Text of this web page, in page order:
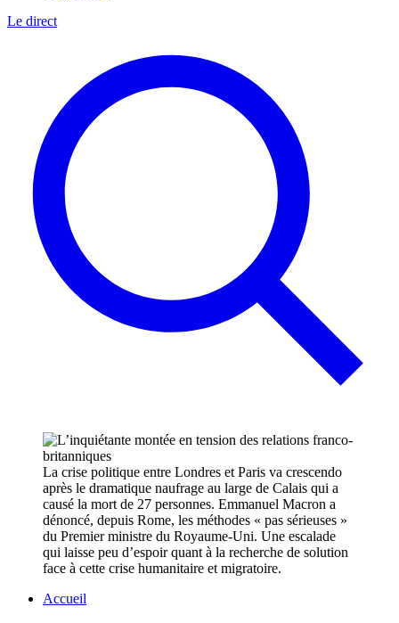
Le direct
La crise politique entre Londres et Paris va crescendo
après le dramatique naufrage au large de Calais qui a
causé la mort de 27 personnes. Emmanuel Macron a
dénoncé, depuis Rome, les méthodes « pas sérieuses »
du Premier ministre du Royaume-Uni. Une escalade
qui laisse peu d’espoir quant à la recherche de solution
face à cette crise humanitaire et migratoire.
Accueil